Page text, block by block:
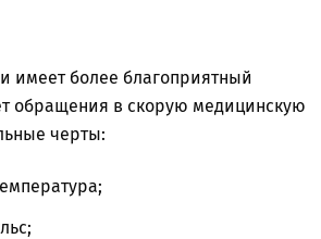
имеет более благоприятный
обращения в скорую медицинскую
черты: